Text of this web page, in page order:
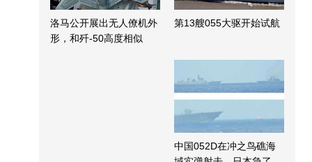
洛马公开展出无人僚机外
形，和歼-50高度相似
第13艘055大驱开始试航
中国052D在冲之鸟礁海